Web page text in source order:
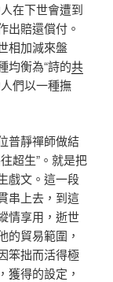
在下世會遭到
出賠還償付。
相加減來盤
均衡為“詩的共
們以一種撫
普靜禪師做結
超生”。就是把
戲文。這一段
串上去，到這
情享用，逝世
的貿易範圍，
笨拙而活得極
獲得的設定，